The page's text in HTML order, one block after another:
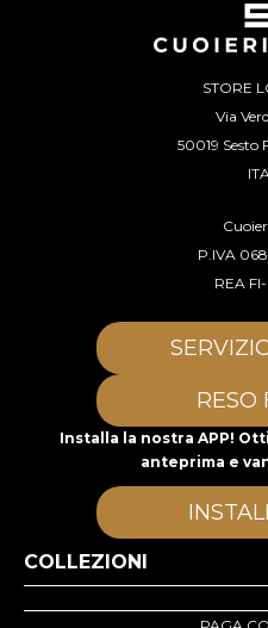
STORE
Via
50019 Sesto
P.IVA
REA
RESO
Installa la nostra APP!
anteprima e
COLLEZIONI